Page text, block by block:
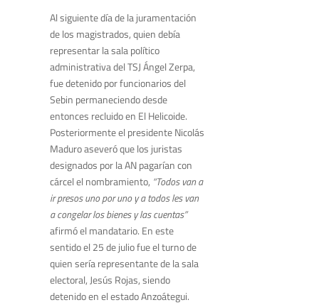
Al siguiente día de la juramentación
de los magistrados, quien debía
representar la sala político
administrativa del TSJ Ángel Zerpa,
fue detenido por funcionarios del
Sebin permaneciendo desde
entonces recluido en El Helicoide.
Posteriormente el presidente Nicolás
Maduro aseveró que los juristas
designados por la AN pagarían con
cárcel el nombramiento, “Todos van a
ir presos uno por uno y a todos les van
a congelar los bienes y las cuentas”
afirmó el mandatario. En este
sentido el 25 de julio fue el turno de
quien sería representante de la sala
electoral, Jesús Rojas, siendo
detenido en el estado Anzoátegui.